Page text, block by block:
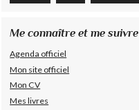
Me connaître et me suivre
Agenda officiel
Mon site officiel
Mon CV
Mes livres